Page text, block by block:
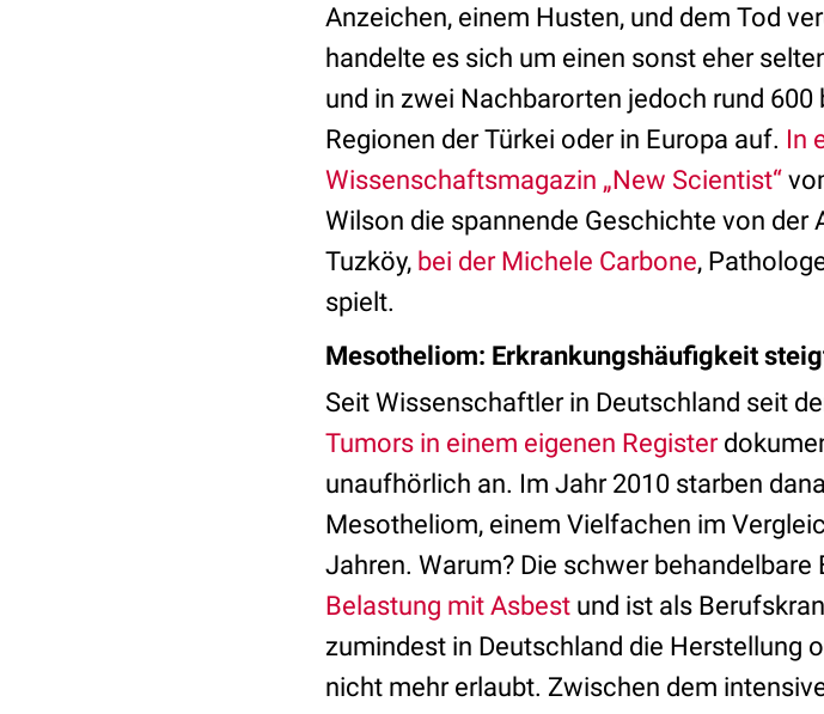
Anzeichen, einem Husten, und dem Tod
handelte es sich um einen sonst eher
und in zwei Nachbarorten jedoch rund
Regionen der Türkei oder in Europa auf. In
Wissenschaftsmagazin „New Scientist“
Wilson die spannende Geschichte von
Tuzköy, bei der Michele Carbone,
spielt.
Mesotheliom: Erkrankungshäufigkeit
Seit Wissenschaftler in Deutschland seit
Tumors in einem eigenen Register
unaufhörlich an. Im Jahr 2010 starben
Mesotheliom, einem Vielfachen im
Jahren. Warum? Die schwer behandelbare
Belastung mit Asbest und ist als
zumindest in Deutschland die Herstellung
nicht mehr erlaubt. Zwischen dem